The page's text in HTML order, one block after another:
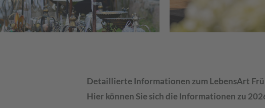
Detaillierte Informationen zum LebensArt
Hier können Sie sich die Informationen zu